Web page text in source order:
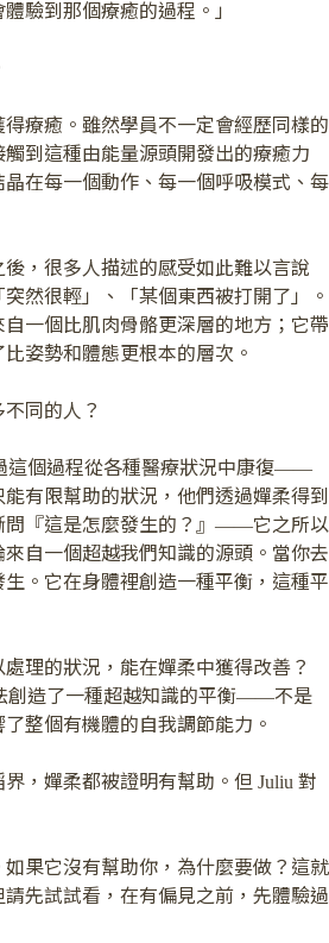
驗到那個療癒的過程。」
療癒。雖然學員不一定會經歷同樣的
到這種由能量源頭開發出的療癒力
在每一個動作、每一個呼吸模式、每
，很多人描述的感受如此難以言說
然很輕」、「某個東西被打開了」。
一個比肌肉骨骼更深層的地方；它帶
姿勢和體態更根本的層次。
同的人？
這個過程從各種醫療狀況中康復——
有限幫助的狀況，他們透過嬋柔得到
問『這是怎麼發生的？』——它之所以
自一個超越我們知識的源頭。當你去
。它在身體裡創造一種平衡，這種平
理的狀況，能在嬋柔中獲得改善？
創造了一種超越知識的平衡——不是
整個有機體的自我調節能力。
，嬋柔都被證明有幫助。但 Juliu 對
如果它沒有幫助你，為什麼要做？這就
先試試看，在有偏見之前，先體驗過